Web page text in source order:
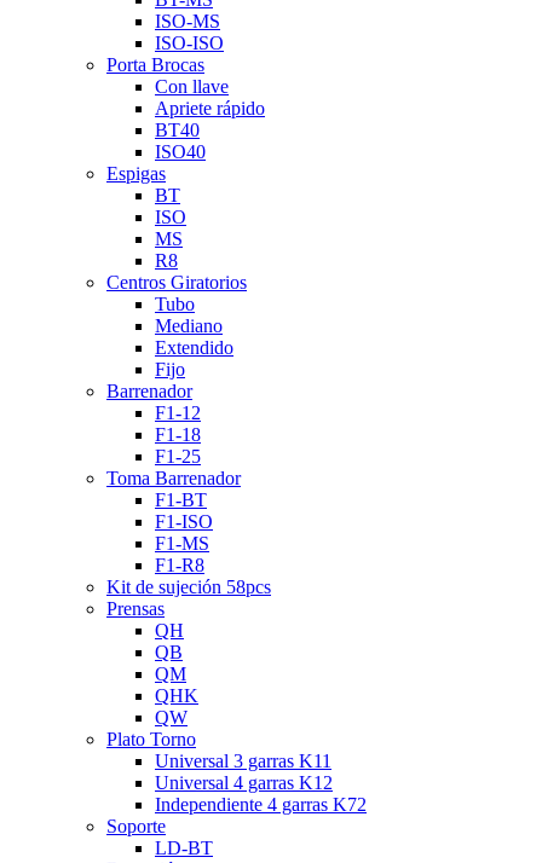
ISO-MS
ISO-ISO
Porta Brocas
Con llave
Apriete rápido
BT40
ISO40
Espigas
BT
ISO
MS
R8
Centros Giratorios
Tubo
Mediano
Extendido
Fijo
Barrenador
F1-12
F1-18
F1-25
Toma Barrenador
F1-BT
F1-ISO
F1-MS
F1-R8
Kit de sujeción 58pcs
Prensas
QH
QB
QM
QHK
QW
Plato Torno
Universal 3 garras K11
Universal 4 garras K12
Independiente 4 garras K72
Soporte
LD-BT